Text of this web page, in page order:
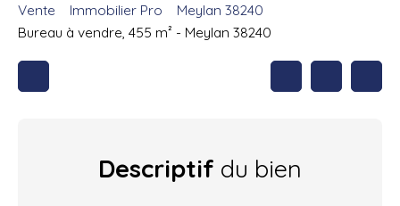
Vente Immobilier Pro
Meylan 38240
Bureau à vendre, 455 m² - Meylan 38240
Descriptif du bien